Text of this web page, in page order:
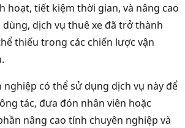
hoạt, tiết kiệm thời gian, và nâng cao
dịch vụ thuê xe đã trở thành
thiếu trong các chiến lược vận
nghiệp có thể sử dụng dịch vụ này để
tác, đưa đón nhân viên hoặc
nâng cao tính chuyên nghiệp và